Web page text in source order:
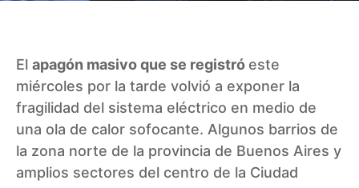
El apagón masivo que se registró este
miércoles por la tarde volvió a exponer la
fragilidad del sistema eléctrico en medio de
una ola de calor sofocante. Algunos barrios de
la zona norte de la provincia de Buenos Aires y
amplios sectores del centro de la Ciudad